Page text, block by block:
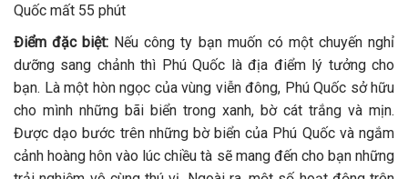
Quốc mất 55 phút
Điểm đặc biệt: Nếu công ty bạn muốn có một chuyến nghỉ
dưỡng sang chảnh thì Phú Quốc là địa điểm lý tưởng cho
bạn. Là một hòn ngọc của vùng viễn đông, Phú Quốc sở hữu
cho mình những bãi biển trong xanh, bờ cát trắng và mịn.
Được dạo bước trên những bờ biển của Phú Quốc và ngắm
cảnh hoàng hôn vào lúc chiều tà sẽ mang đến cho bạn những